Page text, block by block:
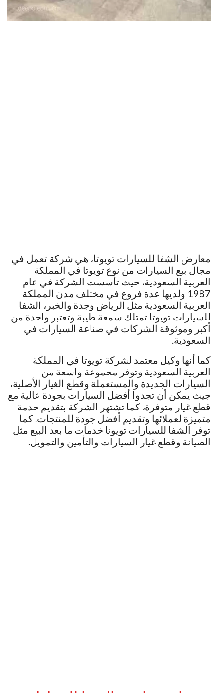
معارض الشفا للسيارات تويوتا، هي شركة تعمل في
مجال بيع السيارات من نوع تويوتا في المملكة
العربية السعودية، حيث تأسست الشركة في عام
1987 ولديها عدة فروع في مختلف مدن المملكة
العربية السعودية مثل الرياض وجدة والخبر، الشفا
للسيارات تويوتا تمتلك سمعة طيبة وتعتبر واحدة من
أكبر وموثوقة الشركات في صناعة السيارات في
السعودية.
كما أنها وكيل معتمد لشركة تويوتا في المملكة
العربية السعودية وتوفر مجموعة واسعة من
السيارات الجديدة والمستعملة وقطع الغيار الأصلية،
جيث يمكن أن تجدوا أفضل السيارات بجودة عالية مع
قطع غيار متوفرة، كما تشتهر الشركة بتقديم خدمة
متميزة لعملائها وتقديم أفضل جودة للمنتجات. كما
توفر الشفا للسيارات تويوتا خدمات ما بعد البيع مثل
الصيانة وقطع غيار السيارات والتأمين والتمويل.